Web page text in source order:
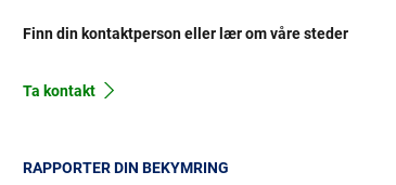
Finn din kontaktperson eller lær om våre steder
Ta kontakt
RAPPORTER DIN BEKYMRING